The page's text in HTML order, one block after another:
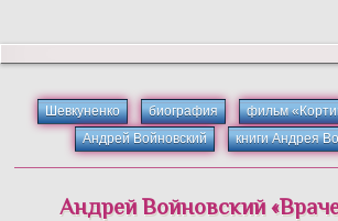
Шевкуненко биография фильм
Андрей Войновский
книги Андрея
Андрей Войновский«